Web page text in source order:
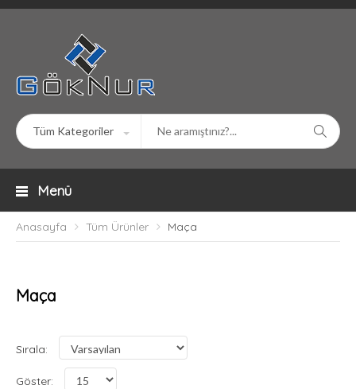
Menü
Anasayfa Tüm Ürünler Maça
Maça
Sırala:
Göster: